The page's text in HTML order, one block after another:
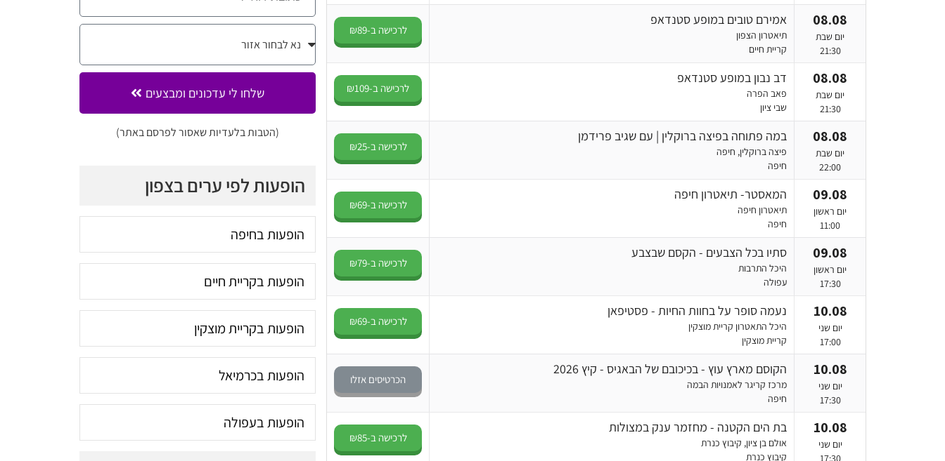
08.08
יום שבת
21:30
אמירם טובים במופע סטנדאפ
תיאטרון הצפון
קריית חיים
לרכישה ב-₪89
08.08
יום שבת
21:30
דב נבון במופע סטנדאפ
פאב הפרה
שבי ציון
לרכישה ב-₪109
08.08
יום שבת
22:00
במה פתוחה בפיצה ברוקלין | עם שגיב פרידמן
פיצה ברוקלין, חיפה
חיפה
לרכישה ב-₪25
09.08
יום ראשון
11:00
המאסטר- תיאטרון חיפה
תיאטרון חיפה
חיפה
לרכישה ב-₪69
09.08
יום ראשון
17:30
סתיו בכל הצבעים - הקסם שבצבע
היכל התרבות
עפולה
לרכישה ב-₪79
10.08
יום שני
17:00
נעמה סופר על בחוות החיות - פסטיפאן
היכל התאטרון קריית מוצקין
קריית מוצקין
לרכישה ב-₪69
10.08
יום שני
17:30
הקוסם מארץ עוץ - בכיכובם של הבאגיס - קיץ 2026
מרכז קריגר לאמנויות הבמה
חיפה
הכרטיסים אזלו
10.08
יום שני
17:30
בת הים הקטנה - מחזמר ענק במצולות
אולם בן ציון, קיבוץ כנרת
קיבוץ כנרת
לרכישה ב-₪85
שלחו לי עדכונים ומבצעים
(הטבות בלעדיות שאסור לפרסם באתר)
הופעות לפי ערים בצפון
הופעות בחיפה
הופעות בקריית חיים
הופעות בקריית מוצקין
הופעות בכרמיאל
הופעות בעפולה